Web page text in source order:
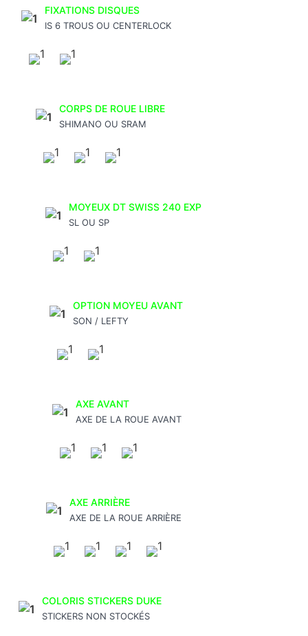
FIXATIONS DISQUES
IS 6 TROUS OU CENTERLOCK
CORPS DE ROUE LIBRE
SHIMANO OU SRAM
MOYEUX DT SWISS 240 EXP
SL OU SP
OPTION MOYEU AVANT
SON / LEFTY
AXE AVANT
AXE DE LA ROUE AVANT
AXE ARRIÈRE
AXE DE LA ROUE ARRIÈRE
COLORIS STICKERS DUKE
STICKERS NON STOCKÉS